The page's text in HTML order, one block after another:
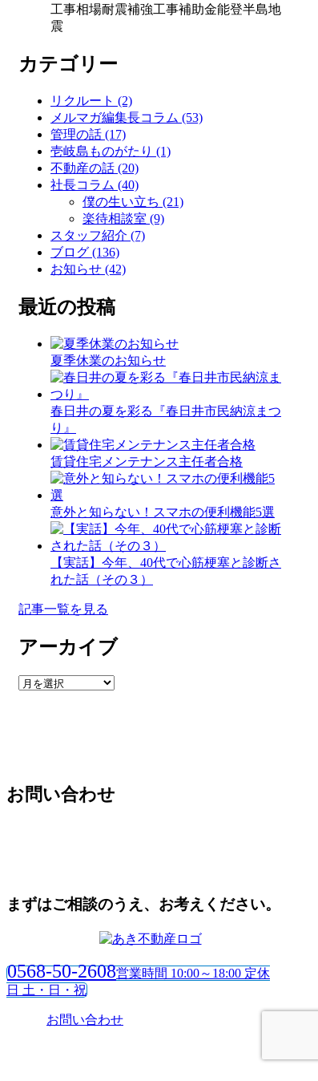
工事相場耐震補強工事補助金能登半島地
震
カテゴリー
リクルート (2)
メルマガ編集長コラム (53)
管理の話 (17)
壱岐島ものがたり (1)
不動産の話 (20)
社長コラム (40)
僕の生い立ち (21)
楽待相談室 (9)
スタッフ紹介 (7)
ブログ (136)
お知らせ (42)
最近の投稿
夏季休業のお知らせ
春日井の夏を彩る『春日井市民納涼まつ
り』
賃貸住宅メンテナンス主任者合格
意外と知らない！スマホの便利機能5選
【実話】今年、40代で心筋梗塞と診断さ
れた話（その３）
記事一覧を見る
アーカイブ
ア
お問い合わせ
まずはご相談のうえ、お考えください。
0568-50-2608営業時間 10:00～18:00 定休
日 土・日・祝
お問い合わせ